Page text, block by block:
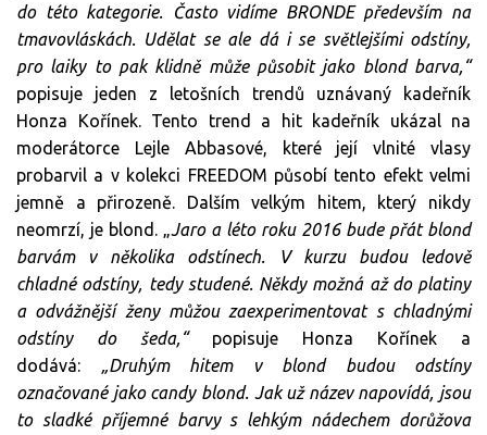
do této kategorie. Často vidíme BRONDE především na
tmavovláskách. Udělat se ale dá i se světlejšími odstíny,
pro laiky to pak klidně může působit jako blond barva,“
popisuje jeden z letošních trendů uznávaný kadeřník
Honza Kořínek. Tento trend a hit kadeřník ukázal na
moderátorce Lejle Abbasové, které její vlnité vlasy
probarvil a v kolekci FREEDOM působí tento efekt velmi
jemně a přirozeně. Dalším velkým hitem, který nikdy
neomrzí, je blond. „Jaro a léto roku 2016 bude přát blond
barvám v několika odstínech. V kurzu budou ledově
chladné odstíny, tedy studené. Někdy možná až do platiny
a odvážnější ženy můžou zaexperimentovat s chladnými
odstíny do šeda,“popisuje Honza Kořínek a
dodává: „Druhým hitem v blond budou odstíny
označované jako candy blond. Jak už název napovídá, jsou
to sladké příjemné barvy s lehkým nádechem dorůžova